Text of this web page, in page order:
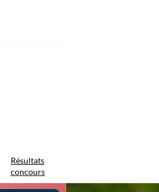
Résultats
concours